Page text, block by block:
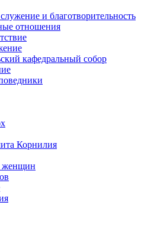
и благотворительность
отношения
кафедральный собор
Корнилия
женщин